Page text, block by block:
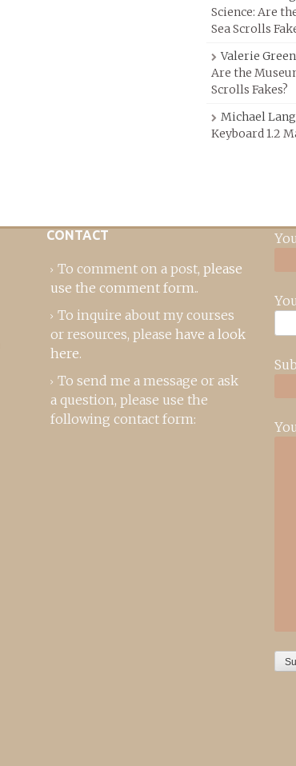
Science: Are
Sea Scrolls
Valerie Green
Are the
Scrolls Fakes?
Michael
Keyboard 1.2
CONTACT
To comment on a post, please
use the comment form..
To inquire about my courses
or resources, please have a look
here.
To send me a message or ask
a question, please use the
following contact form: